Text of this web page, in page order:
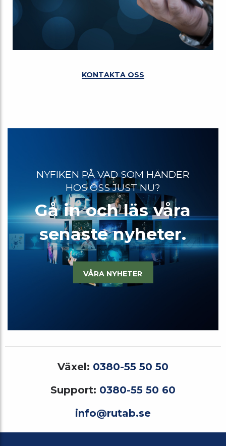
KONTAKTA OSS
NYFIKEN PÅ VAD SOM HÄNDER
HOS OSS JUST NU?
Gå in och läs våra
senaste nyheter.
VÅRA NYHETER
Växel: 0380-55 50 50
Support: 0380-55 50 60
info@rutab.se